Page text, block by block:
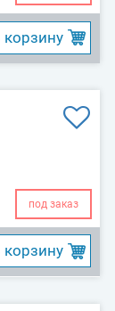
корзину
под заказ
корзину